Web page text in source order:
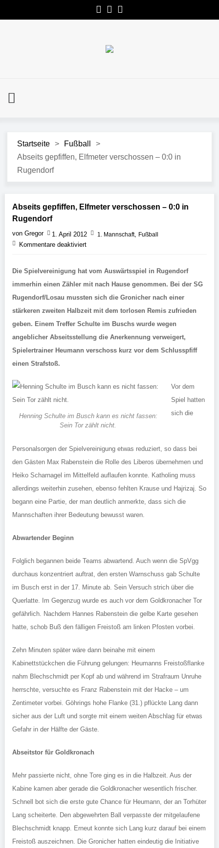
Startseite > Fußball
>
Abseits gepfiffen, Elfmeter verschossen – 0:0 in
Rugendorf
Abseits gepfiffen, Elfmeter verschossen – 0:0 in
Rugendorf
von Gregor 1. April 2012 1. Mannschaft, Fußball
Kommentare deaktiviert
Die Spielvereinigung hat vom Auswärtsspiel in Rugendorf
immerhin einen Zähler mit nach Hause genommen. Bei der SG
Rugendorf/Losau mussten sich die Gronicher nach einer
stärkeren zweiten Halbzeit mit dem torlosen Remis zufrieden
geben. Einem Treffer Schulte im Buschs wurde wegen
angeblicher Abseitsstellung die Anerkennung verweigert,
Spielertrainer Heumann verschoss kurz vor dem Schlusspfiff
einen Strafstoß.
Henning Schulte im Busch kann es nicht fassen:
Sein Tor zählt nicht.
Vor dem
Spiel hatten
sich die
Personalsorgen der Spielvereinigung etwas reduziert, so dass bei
den Gästen Max Rabenstein die Rolle des Liberos übernehmen und
Heiko Scharnagel im Mittelfeld auflaufen konnte. Katholing muss
allerdings weiterhin zusehen, ebenso fehlten Krause und Hajrizaj. So
begann eine Partie, der man deutlich anmerkte, dass sich die
Mannschaften ihrer Bedeutung bewusst waren.
Abwartender Beginn
Folglich begannen beide Teams abwartend. Auch wenn die SpVgg
durchaus konzentriert auftrat, den ersten Warnschuss gab Schulte
im Busch erst in der 17. Minute ab. Sein Versuch strich über die
Querlatte. Im Gegenzug wurde es auch vor dem Goldkronacher Tor
gefährlich. Nachdem Hannes Rabenstein die gelbe Karte gesehen
hatte, schob Buß den fälligen Freistoß am linken Pfosten vorbei.
Zehn Minuten später wäre dann beinahe mit einem
Kabinettstückchen die Führung gelungen: Heumanns Freistoßflanke
nahm Blechschmidt per Kopf ab und während im Strafraum Unruhe
herrschte, versuchte es Franz Rabenstein mit der Hacke – um
Zentimeter vorbei. Göhrings hohe Flanke (31.) pflückte Lang dann
sicher aus der Luft und sorgte mit einem weiten Abschlag für etwas
Gefahr in der Hälfte der Gäste.
Abseitstor für Goldkronach
Mehr passierte nicht, ohne Tore ging es in die Halbzeit. Aus der
Kabine kamen aber gerade die Goldkronacher wesentlich frischer.
Schnell bot sich die erste gute Chance für Heumann, der an Torhüter
Lang scheiterte. Den abgewehrten Ball verpasste der mitgelaufene
Blechschmidt knapp. Erneut konnte sich Lang kurz darauf bei einem
Freistoß auszeichnen. Die Gronicher hatten eindeutig die Initiative